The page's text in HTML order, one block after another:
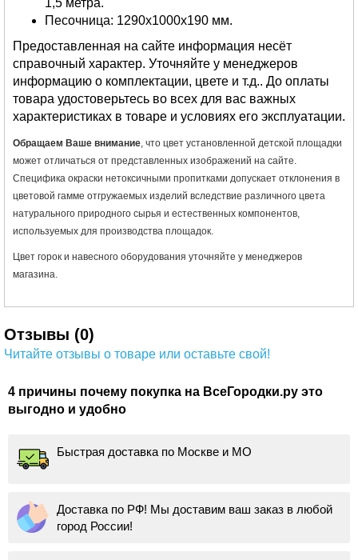
1,5 метра.
Песочница: 1290х1000х190 мм.
Предоставленная на сайте информация несёт
справочный характер. Уточняйте у менеджеров
информацию о комплектации, цвете и т.д.. До оплаты
товара удостоверьтесь во всех для вас важных
характеристиках в товаре и условиях его эксплуатации.
Обращаем Ваше внимание, что цвет установленной детской площадки
может отличаться от представленных изображений на сайте.
Специфика окраски нетоксичными пропитками допускает отклонения в
цветовой гамме отгружаемых изделий вследствие различного цвета
натурального природного сырья и естественных компонентов,
используемых для производства площадок.
Цвет горок и навесного оборудования уточняйте у менеджеров
магазина.
Отзывы (0)
Читайте отзывы о товаре или оставьте свой!
4 причины почему покупка на ВсеГородки.ру это
выгодно и удобно
Быстрая доставка по Москве и МО
Доставка по РФ! Мы доставим ваш заказ в любой
город России!